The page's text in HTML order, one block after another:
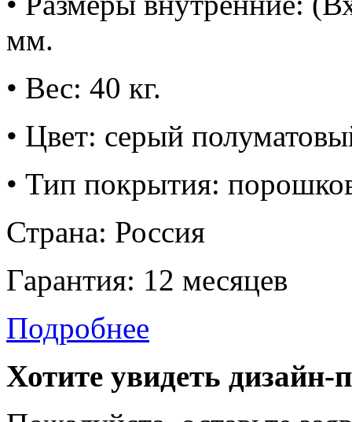
мм.
• Вес: 40 кг.
• Цвет: серый
• Тип покрытия:
Страна: Россия
Гарантия: 12 месяцев
Подробнее
Хотите увидеть дизайн-